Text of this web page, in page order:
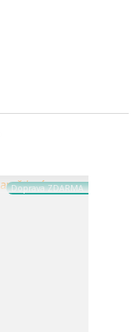
Doprava ZDARMA